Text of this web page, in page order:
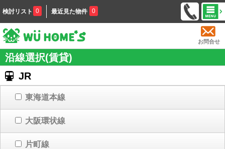
検討リスト 0 最近見た物件 0
お問合せ
沿線選択(賃貸)
JR
東海道本線
大阪環状線
片町線